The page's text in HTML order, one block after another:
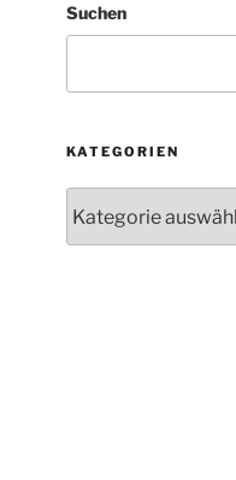
Suchen
KATEGORIEN